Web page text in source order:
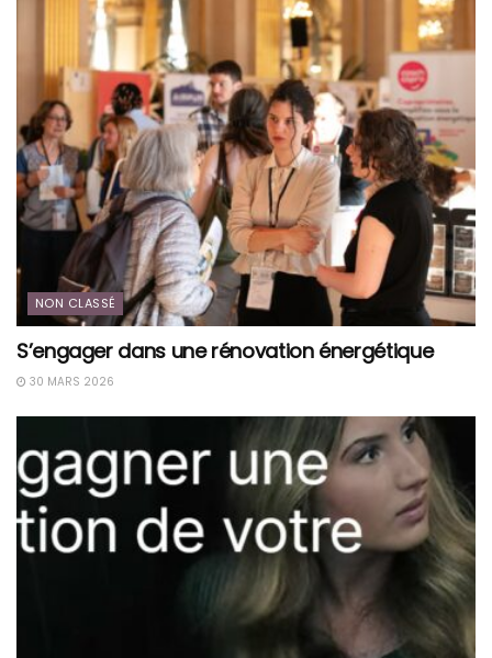
NON CLASSÉ
S’engager dans une rénovation énergétique
30 MARS 2026